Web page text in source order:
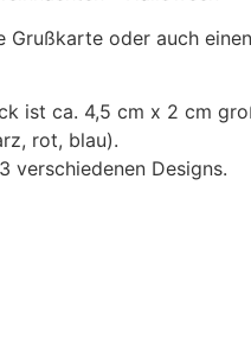
oder auch
ist ca. 4,5 cm x 2 cm
rot, blau).
verschiedenen Designs.